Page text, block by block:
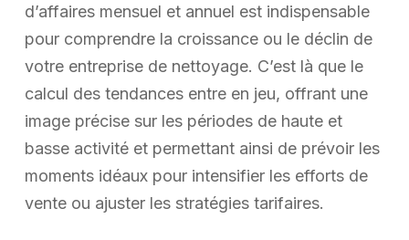
d’affaires mensuel et annuel est indispensable
pour comprendre la croissance ou le déclin de
votre entreprise de nettoyage. C’est là que le
calcul des tendances entre en jeu, offrant une
image précise sur les périodes de haute et
basse activité et permettant ainsi de prévoir les
moments idéaux pour intensifier les efforts de
vente ou ajuster les stratégies tarifaires.